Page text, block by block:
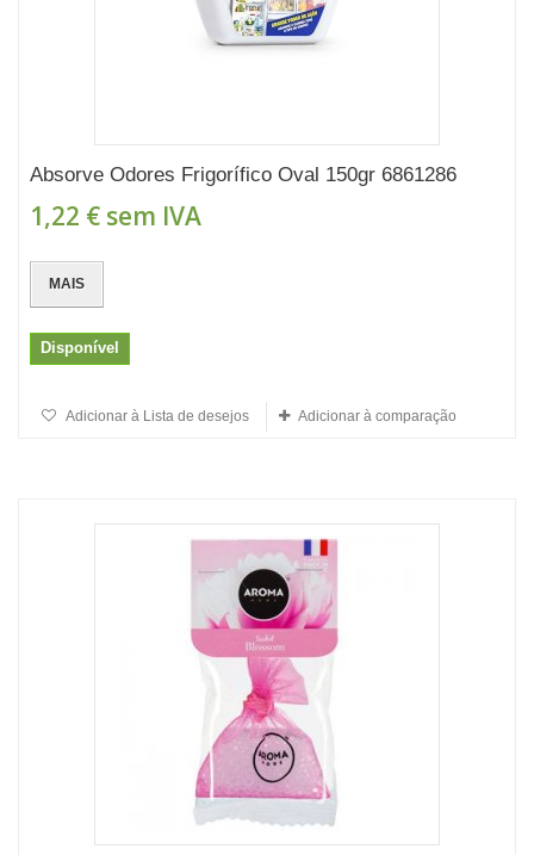
Absorve Odores Frigorífico Oval 150gr 6861286
1,22 € sem IVA
MAIS
Disponível
Adicionar à Lista de desejos Adicionar à comparação